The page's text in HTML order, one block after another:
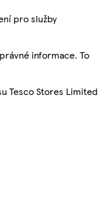
pro služby
informace. To
Tesco Stores Limited